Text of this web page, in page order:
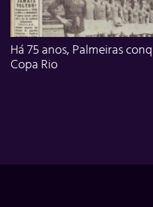
Há 75 anos, Palmeiras
Copa Rio